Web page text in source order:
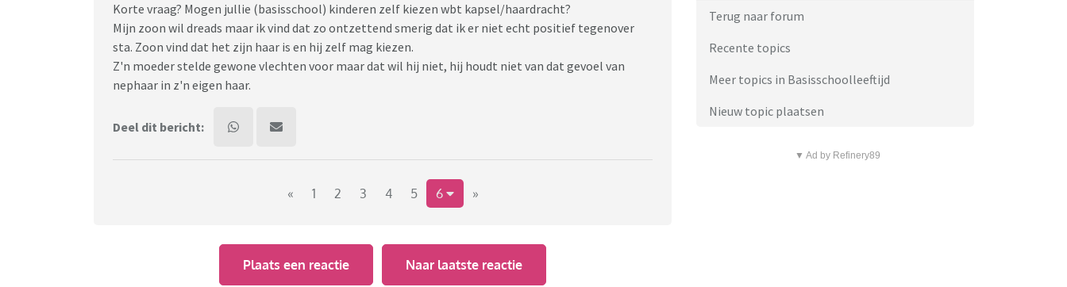
Korte vraag? Mogen jullie (basisschool) kinderen zelf kiezen wbt kapsel/haardracht?
Mijn zoon wil dreads maar ik vind dat zo ontzettend smerig dat ik er niet echt positief tegenover
sta. Zoon vind dat het zijn haar is en hij zelf mag kiezen.
Z'n moeder stelde gewone vlechten voor maar dat wil hij niet, hij houdt niet van dat gevoel van
nephaar in z'n eigen haar.
Deel dit bericht:
« 1 2 3 4 5 6 »
Plaats een reactie Naar laatste reactie
Terug naar forum
Recente topics
Meer topics in Basisschoolleeftijd
Nieuw topic plaatsen
▼ Ad by Refinery89